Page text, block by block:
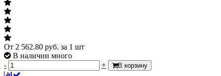
От 2 562.80 руб. за 1 шт
В наличии много
-
+ В корзину